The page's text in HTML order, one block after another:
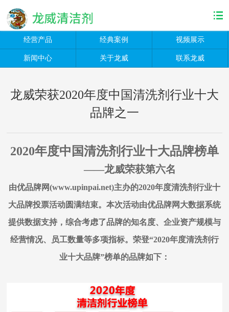
经营产品 经典案例 视频展示
新闻中心 关于龙威 联系龙威
龙威荣获2020年度中国清洗剂行业十大
品牌之一
2020年度中国清洗剂行业十大品牌榜单
——龙威荣获第六名
由优品牌网(www.upinpai.net)主办的2020年度清洗剂行业十
大品牌投票活动圆满结束。本次活动由优品牌网大数据系统
提供数据支持，综合考虑了品牌的知名度、企业资产规模与
经营情况、员工数量等多项指标。荣登“2020年度清洗剂行
业十大品牌”榜单的品牌如下：